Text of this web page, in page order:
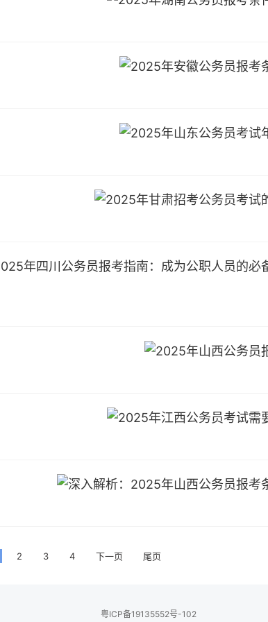
2 3 4 下一页 尾页
粤ICP备19135552号-102